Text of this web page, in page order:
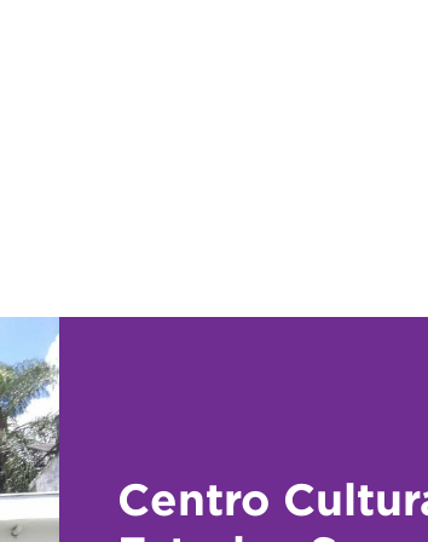
Centro